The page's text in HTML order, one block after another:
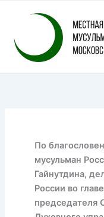
содержимому
По
мусульман
Гайнутдина,
России во
председателя